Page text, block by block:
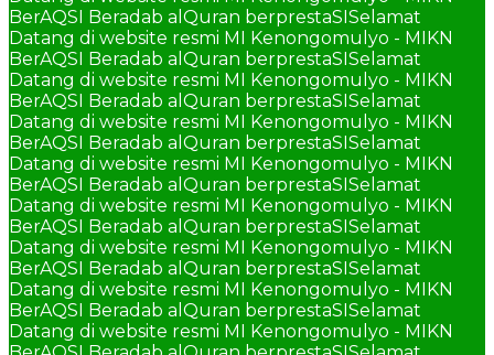
BerAQSI Beradab alQuran berprestaSISelamat
Datang di website resmi MI Kenongomulyo - MIKN
BerAQSI Beradab alQuran berprestaSISelamat
Datang di website resmi MI Kenongomulyo - MIKN
BerAQSI Beradab alQuran berprestaSISelamat
Datang di website resmi MI Kenongomulyo - MIKN
BerAQSI Beradab alQuran berprestaSISelamat
Datang di website resmi MI Kenongomulyo - MIKN
BerAQSI Beradab alQuran berprestaSISelamat
Datang di website resmi MI Kenongomulyo - MIKN
BerAQSI Beradab alQuran berprestaSISelamat
Datang di website resmi MI Kenongomulyo - MIKN
BerAQSI Beradab alQuran berprestaSISelamat
Datang di website resmi MI Kenongomulyo - MIKN
BerAQSI Beradab alQuran berprestaSISelamat
Datang di website resmi MI Kenongomulyo - MIKN